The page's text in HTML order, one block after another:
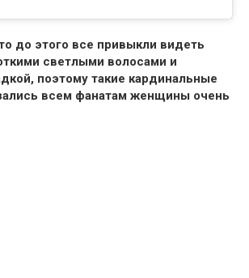
до этого все привыкли видеть
светлыми волосами и
поэтому такие кардинальные
всем фанатам женщины очень